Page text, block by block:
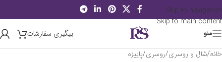
Skip to navigation
Skip to main content
منو
پیگیری سفارشات
خانه/شال و روسری/روسری/پاییزه